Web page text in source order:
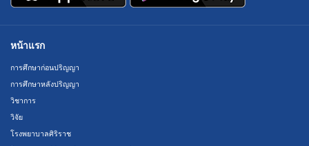
หน้าแรก
การศึกษาก่อนปริญญา
การศึกษาหลังปริญญา
วิชาการ
วิจัย
โรงพยาบาลศิริราช